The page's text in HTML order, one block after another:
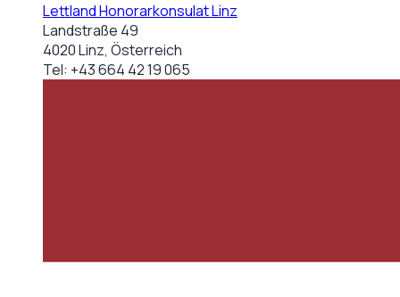
Lettland Honorarkonsulat Linz
Landstraße 49
4020 Linz, Österreich
Tel: +43 664 42 19 065